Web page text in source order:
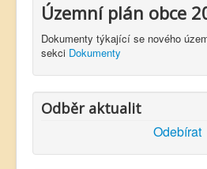
Územní plán obce
Dokumenty týkající se nového
sekci Dokumenty
Odběr aktualit
Odebírat